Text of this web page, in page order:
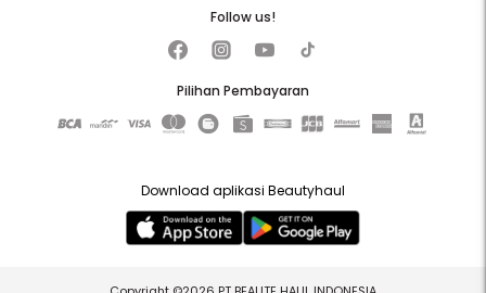
Pilihan Pembayaran
Follow us!
Download aplikasi Beautyhaul